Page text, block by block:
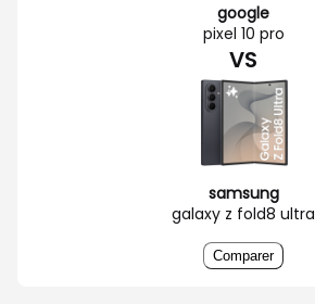
google
pixel 10 pro
VS
samsung
galaxy z fold8 ultra
Comparer